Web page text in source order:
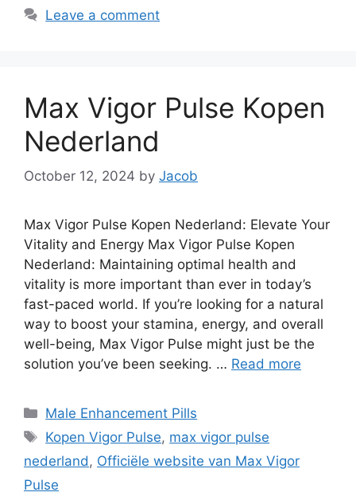
Leave a comment
Max Vigor Pulse Kopen
Nederland
October 12, 2024 by Jacob
Max Vigor Pulse Kopen Nederland: Elevate Your
Vitality and Energy Max Vigor Pulse Kopen
Nederland: Maintaining optimal health and
vitality is more important than ever in today’s
fast-paced world. If you’re looking for a natural
way to boost your stamina, energy, and overall
well-being, Max Vigor Pulse might just be the
solution you’ve been seeking. … Read more
Categories
Male Enhancement Pills
Tags
Kopen Vigor Pulse, max vigor pulse
nederland, Officiële website van Max Vigor
Pulse